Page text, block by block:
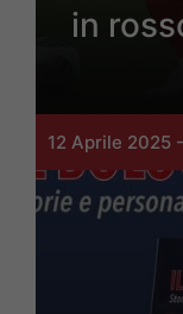
in
12 Aprile 2025